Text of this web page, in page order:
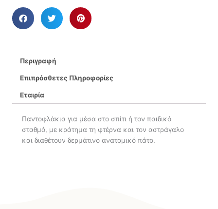
Περιγραφή
Επιπρόσθετες Πληροφορίες
Εταιρία
Παντοφλάκια για μέσα στο σπίτι ή τον παιδικό
σταθμό, με κράτημα τη φτέρνα και τον αστράγαλο
και διαθέτουν δερμάτινο ανατομικό πάτο.